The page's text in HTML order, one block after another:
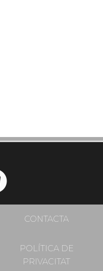
CONTACTA
POLÍTICA DE
PRIVACITAT